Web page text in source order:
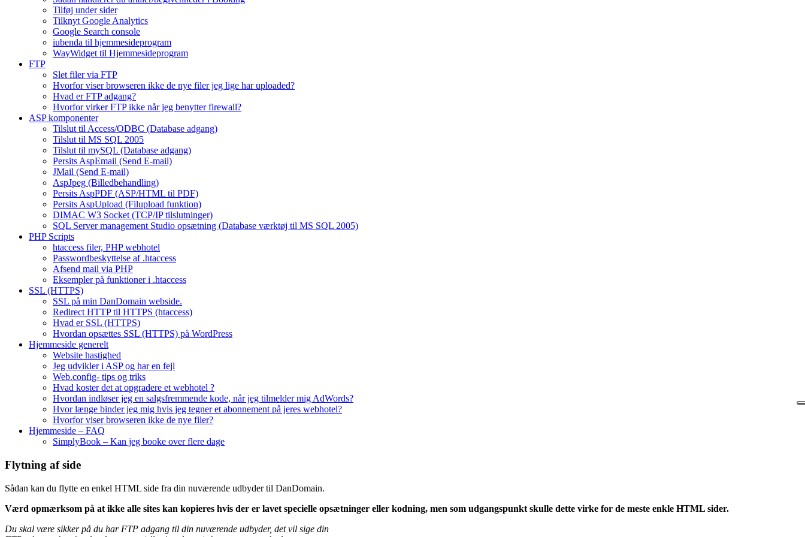
Tilføj under sider
Tilknyt Google Analytics
Google Search console
iubenda til hjemmesideprogram
WayWidget til Hjemmesideprogram
FTP
Slet filer via FTP
Hvorfor viser browseren ikke de nye filer jeg lige har uploaded?
Hvad er FTP adgang?
Hvorfor virker FTP ikke når jeg benytter firewall?
ASP komponenter
Tilslut til Access/ODBC (Database adgang)
Tilslut til MS SQL 2005
Tilslut til mySQL (Database adgang)
Persits AspEmail (Send E-mail)
JMail (Send E-mail)
AspJpeg (Billedbehandling)
Persits AspPDF (ASP/HTML til PDF)
Persits AspUpload (Filupload funktion)
DIMAC W3 Socket (TCP/IP tilslutninger)
SQL Server management Studio opsætning (Database værktøj til MS SQL 2005)
PHP Scripts
htaccess filer, PHP webhotel
Passwordbeskyttelse af .htaccess
Afsend mail via PHP
Eksempler på funktioner i .htaccess
SSL (HTTPS)
SSL på min DanDomain webside.
Redirect HTTP til HTTPS (htaccess)
Hvad er SSL (HTTPS)
Hvordan opsættes SSL (HTTPS) på WordPress
Hjemmeside generelt
Website hastighed
Jeg udvikler i ASP og har en fejl
Web.config- tips og triks
Hvad koster det at opgradere et webhotel ?
Hvordan indløser jeg en salgsfremmende kode, når jeg tilmelder mig AdWords?
Hvor længe binder jeg mig hvis jeg tegner et abonnement på jeres webhotel?
Hvorfor viser browseren ikke de nye filer?
Hjemmeside – FAQ
SimplyBook – Kan jeg booke over flere dage
Flytning af side
Sådan kan du flytte en enkel HTML side fra din nuværende udbyder til DanDomain.
Værd opmærksom på at ikke alle sites kan kopieres hvis der er lavet specielle opsætninger eller kodning, men som udgangspunkt skulle dette virke for de meste enkle HTML sider.
Du skal være sikker på du har FTP adgang til din nuværende udbyder, det vil sige din